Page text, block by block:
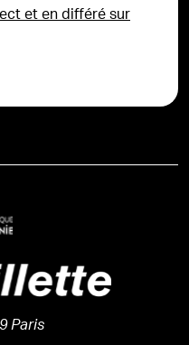
et en différé sur
Paris